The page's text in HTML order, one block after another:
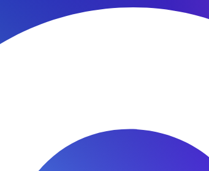
Эффективное продвижение сайта – что это?